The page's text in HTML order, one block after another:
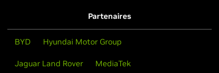
Partenaires
BYD Hyundai Motor Group
Jaguar Land Rover MediaTek